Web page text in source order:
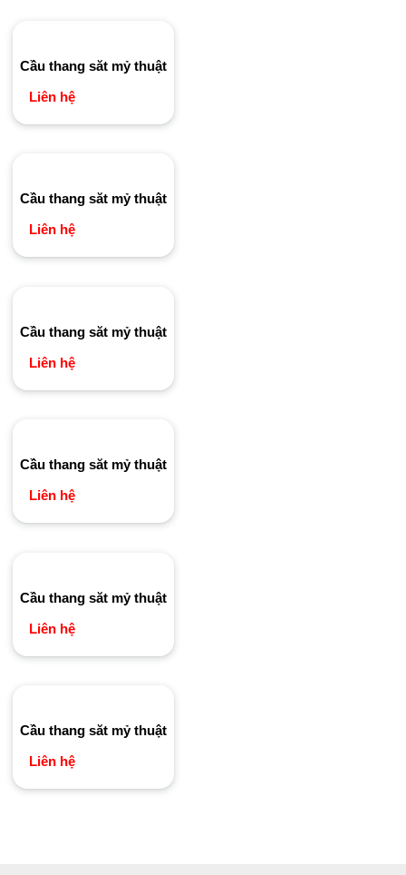
Cầu thang săt mỷ thuật
Liên hệ
Cầu thang săt mỷ thuật
Liên hệ
Cầu thang săt mỷ thuật
Liên hệ
Cầu thang săt mỷ thuật
Liên hệ
Cầu thang săt mỷ thuật
Liên hệ
Cầu thang săt mỷ thuật
Liên hệ